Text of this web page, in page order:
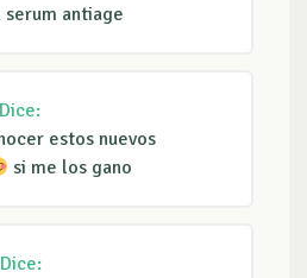
antiage
Dice:
estos nuevos
si me los gano
Dice: